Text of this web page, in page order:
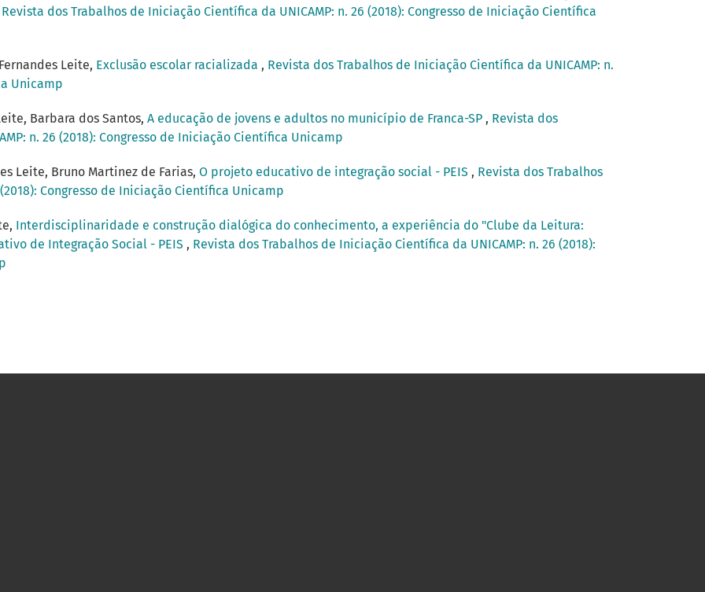
Revista dos Trabalhos de Iniciação Científica da UNICAMP: n. 26 (2018): Congresso de Iniciação Científica
Leite, Exclusão escolar racializada , Revista dos Trabalhos de Iniciação Científica da UNICAMP: n.
Unicamp
Barbara dos Santos, A educação de jovens e adultos no município de Franca-SP , Revista dos
n. 26 (2018): Congresso de Iniciação Científica Unicamp
Leite, Bruno Martinez de Farias, O projeto educativo de integração social - PEIS , Revista dos Trabalhos
Congresso de Iniciação Científica Unicamp
Interdisciplinaridade e construção dialógica do conhecimento, a experiência do "Clube da Leitura:
de Integração Social - PEIS , Revista dos Trabalhos de Iniciação Científica da UNICAMP: n. 26 (2018):